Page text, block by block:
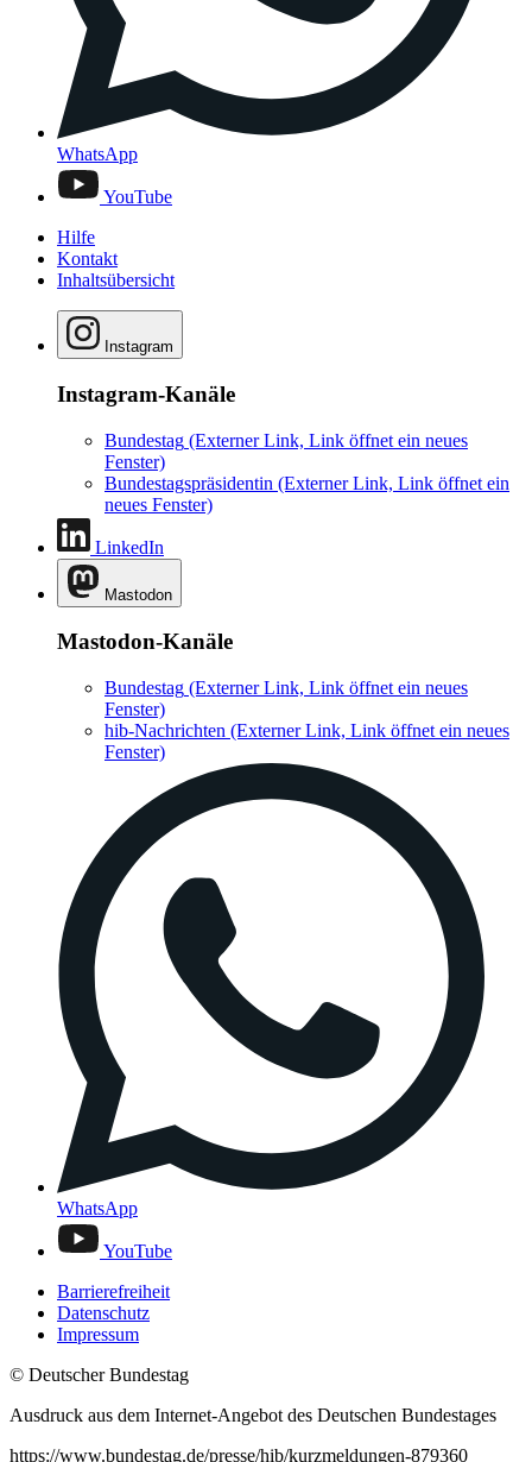
WhatsApp
YouTube
Hilfe
Kontakt
Inhaltsübersicht
Instagram
Instagram-Kanäle
Bundestag (Externer Link, Link öffnet ein neues
Fenster)
Bundestagspräsidentin (Externer Link, Link öffnet ein
neues Fenster)
LinkedIn
Mastodon
Mastodon-Kanäle
Bundestag (Externer Link, Link öffnet ein neues
Fenster)
hib-Nachrichten (Externer Link, Link öffnet ein neues
Fenster)
WhatsApp
YouTube
Barrierefreiheit
Datenschutz
Impressum
© Deutscher Bundestag
Ausdruck aus dem Internet-Angebot des Deutschen Bundestages
https://www.bundestag.de/presse/hib/kurzmeldungen-879360